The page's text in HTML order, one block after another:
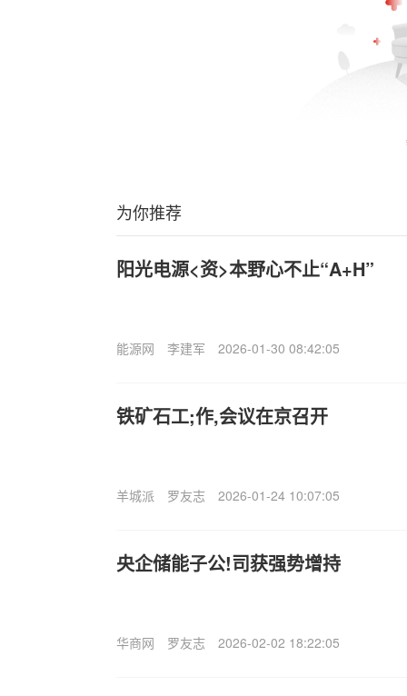
为你推荐
阳光电源<资>本野心不止“A+H”
能源网 李建军 2026-01-30 08:42:05
铁矿石工;作,会议在京召开
羊城派 罗友志 2026-01-24 10:07:05
央企储能子公!司获强势增持
华商网 罗友志 2026-02-02 18:22:05